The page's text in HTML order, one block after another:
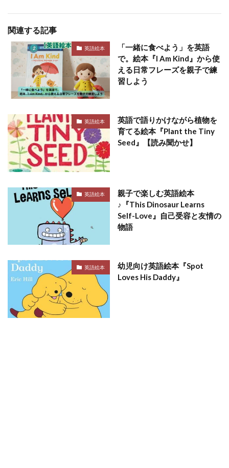
関連する記事
英語絵本
「一緒に食べよう」を英語
で。絵本『I Am Kind』から使
える日常フレーズを親子で練
習しよう
英語絵本
英語で語りかけながら植物を
育てる絵本『Plant the Tiny
Seed』【読み聞かせ】
英語絵本
親子で楽しむ英語絵本
♪『This Dinosaur Learns
Self-Love』自己受容と友情の
物語
英語絵本
幼児向け英語絵本『Spot
Loves His Daddy』